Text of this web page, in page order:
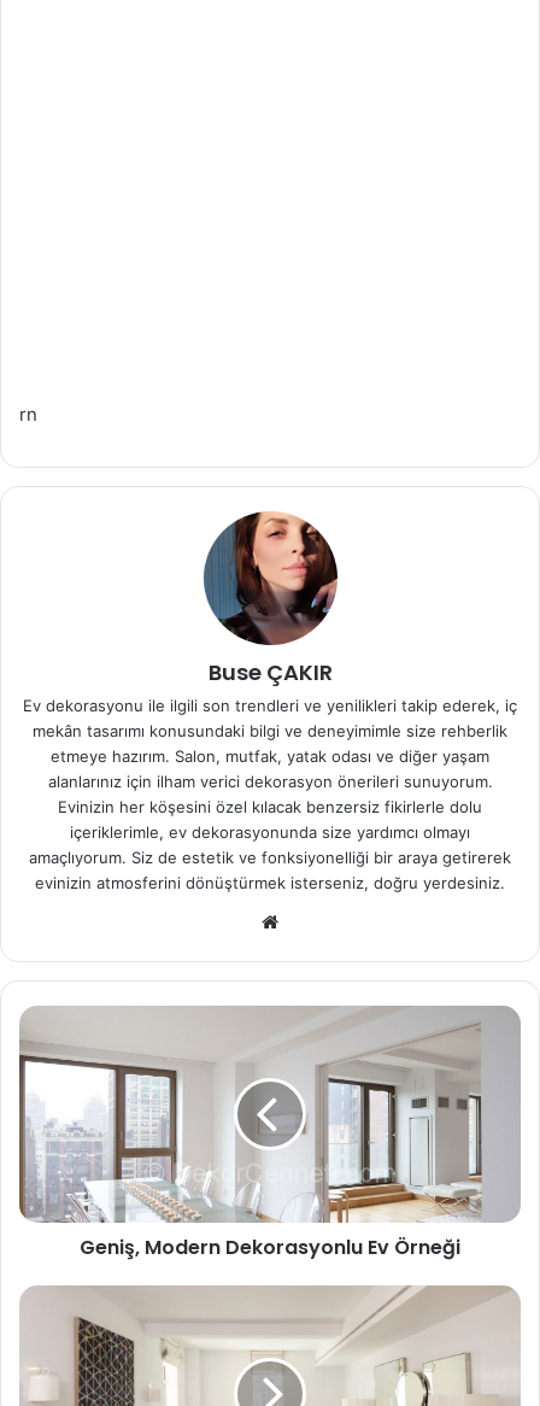
rn
Buse ÇAKIR
Ev dekorasyonu ile ilgili son trendleri ve yenilikleri takip ederek, iç
mekân tasarımı konusundaki bilgi ve deneyimimle size rehberlik
etmeye hazırım. Salon, mutfak, yatak odası ve diğer yaşam
alanlarınız için ilham verici dekorasyon önerileri sunuyorum.
Evinizin her köşesini özel kılacak benzersiz fikirlerle dolu
içeriklerimle, ev dekorasyonunda size yardımcı olmayı
amaçlıyorum. Siz de estetik ve fonksiyonelliği bir araya getirerek
evinizin atmosferini dönüştürmek isterseniz, doğru yerdesiniz.
sit
esi
Geniş, Modern Dekorasyonlu Ev Örneği